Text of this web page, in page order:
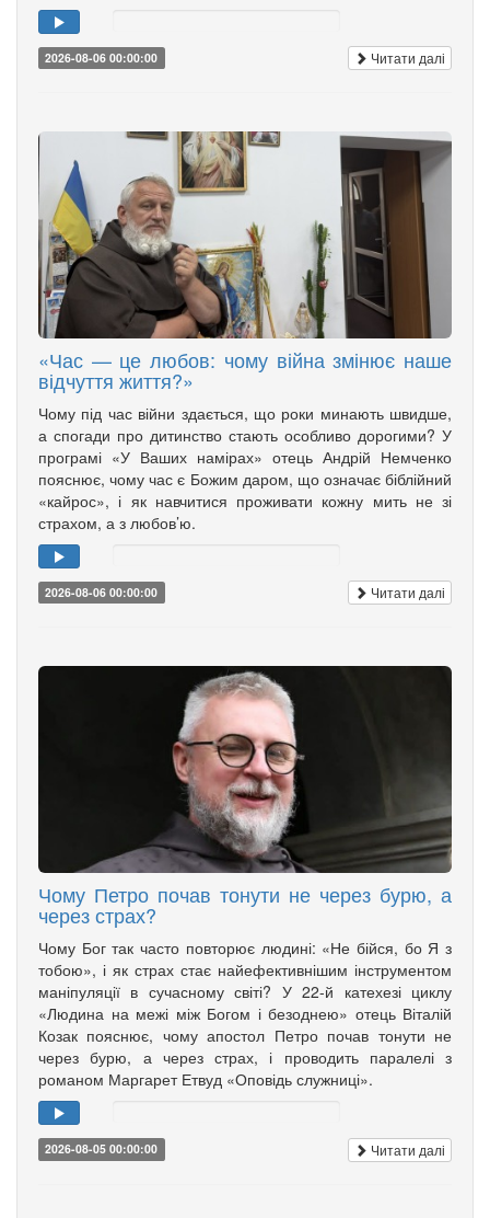
2026-08-06 00:00:00 Читати далі
«Час — це любов: чому війна змінює наше
відчуття життя?»
Чому під час війни здається, що роки минають швидше,
а спогади про дитинство стають особливо дорогими? У
програмі «У Ваших намірах» отець Андрій Немченко
пояснює, чому час є Божим даром, що означає біблійний
«кайрос», і як навчитися проживати кожну мить не зі
страхом, а з любов’ю.
2026-08-06 00:00:00 Читати далі
Чому Петро почав тонути не через бурю, а
через страх?
Чому Бог так часто повторює людині: «Не бійся, бо Я з
тобою», і як страх стає найефективнішим інструментом
маніпуляції в сучасному світі? У 22-й катехезі циклу
«Людина на межі між Богом і безоднею» отець Віталій
Козак пояснює, чому апостол Петро почав тонути не
через бурю, а через страх, і проводить паралелі з
романом Маргарет Етвуд «Оповідь служниці».
2026-08-05 00:00:00 Читати далі